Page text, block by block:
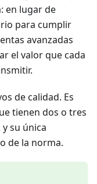
en lugar de
para cumplir
avanzadas
el valor que cada
de calidad. Es
tienen dos o tres
su única
de la norma.